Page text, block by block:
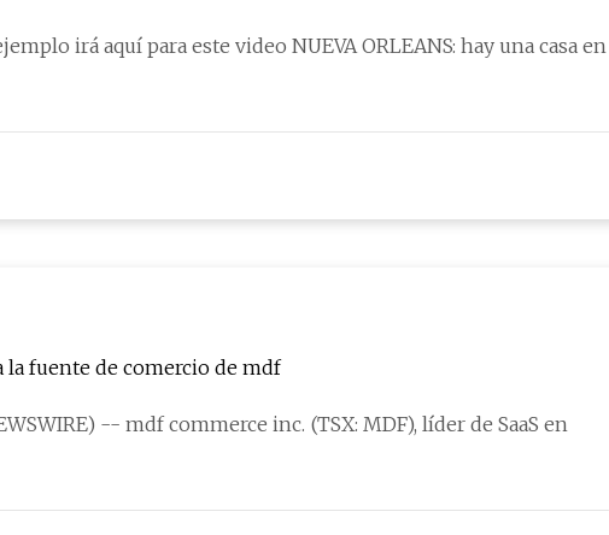
irá aquí para este video NUEVA ORLEANS: hay una casa en
la fuente de comercio de mdf
commerce inc. (TSX: MDF), líder de SaaS en